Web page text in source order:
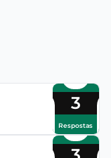
3
Respostas